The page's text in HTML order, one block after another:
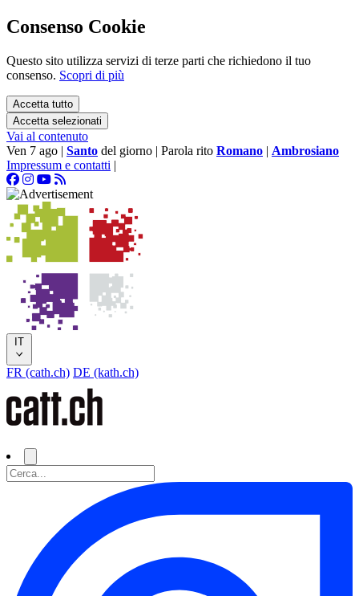
Consenso Cookie
Questo sito utilizza servizi di terze parti che richiedono il tuo
consenso. Scopri di più
Accetta tutto
Accetta selezionati
Vai al contenuto
Ven 7 ago | Santo del giorno | Parola rito Romano | Ambrosiano
Impressum e contatti |
IT
FR (cath.ch) DE (kath.ch)